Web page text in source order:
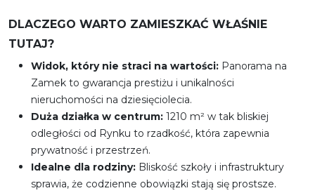
DLACZEGO WARTO ZAMIESZKAĆ WŁAŚNIE
TUTAJ?
Widok, który nie straci na wartości: Panorama na
Zamek to gwarancja prestiżu i unikalności
nieruchomości na dziesięciolecia.
Duża działka w centrum: 1210 m² w tak bliskiej
odległości od Rynku to rzadkość, która zapewnia
prywatność i przestrzeń.
Idealne dla rodziny: Bliskość szkoły i infrastruktury
sprawia, że codzienne obowiązki stają się prostsze.